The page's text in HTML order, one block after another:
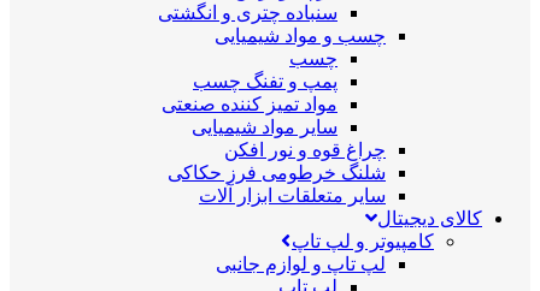
سنباده چتری و انگشتی
چسب و مواد شیمیایی
چسب
پمپ و تفنگ چسب
مواد تمیز کننده صنعتی
سایر مواد شیمیایی
چراغ قوه و نور افکن
شلنگ خرطومی فرز حکاکی
سایر متعلقات ابزار آلات
کالای دیجیتال
کامپیوتر و لپ تاپ
لپ تاپ و لوازم جانبی